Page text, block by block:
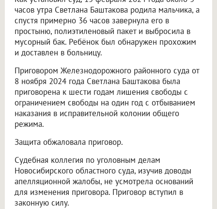
часов утра Светлана Баштакова родила мальчика, а
спустя примерно 36 часов завернула его в
простыню, полиэтиленовый пакет и выбросила в
мусорный бак. Ребёнок был обнаружен прохожим
и доставлен в больницу.
Приговором Железнодорожного районного суда от
8 ноября 2024 года Светлана Баштакова была
приговорена к шести годам лишения свободы с
ограничением свободы на один год с отбыванием
наказания в исправительной колонии общего
режима.
Защита обжаловала приговор.
Судебная коллегия по уголовным делам
Новосибирского областного суда, изучив доводы
апелляционной жалобы, не усмотрела оснований
для изменения приговора. Приговор вступил в
законную силу.